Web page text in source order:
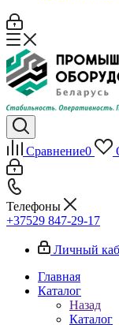
Сравнение0
Телефоны
+37529 847-29-17‬
Личный
Главная
Каталог
Назад
Каталог